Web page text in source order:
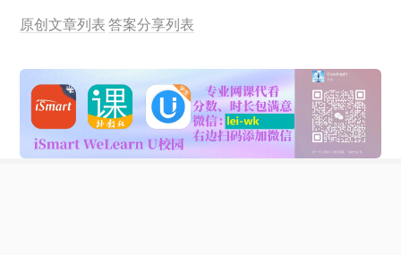
原创文章列表 答案分享列表